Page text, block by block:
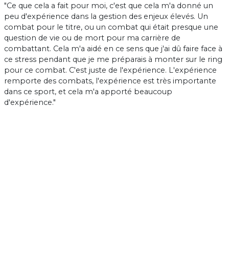
"Ce que cela a fait pour moi, c'est que cela m'a donné un
peu d'expérience dans la gestion des enjeux élevés. Un
combat pour le titre, ou un combat qui était presque une
question de vie ou de mort pour ma carrière de
combattant. Cela m'a aidé en ce sens que j'ai dû faire face à
ce stress pendant que je me préparais à monter sur le ring
pour ce combat. C'est juste de l'expérience. L'expérience
remporte des combats, l'expérience est très importante
dans ce sport, et cela m'a apporté beaucoup
d'expérience."